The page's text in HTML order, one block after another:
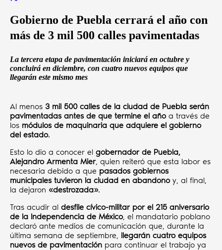
Gobierno de Puebla cerrará el año con
más de 3 mil 500 calles pavimentadas
La tercera etapa de pavimentación iniciará en octubre y
concluirá en diciembre, con cuatro nuevos equipos que
llegarán este mismo mes
Al menos 3 mil 500 calles de la ciudad de Puebla serán
pavimentadas antes de que termine el añoa través de
los módulos de maquinaria que adquiere el gobierno
del estado.
Esto lo dio a conocer el gobernador de Puebla,
Alejandro Armenta Mier, quien reiteró que esta labor es
necesaria debido a que pasados gobiernos
municipales tuvieron la ciudad en abandonoy, al final,
la dejaron «destrozada».
Tras acudir al desfile cívico-militar por el 215 aniversario
de la Independencia de México, el mandatario poblano
declaró ante medios de comunicación que, durante la
última semana de septiembre, llegarán cuatro equipos
nuevos de pavimentación para continuar el trabajo ya